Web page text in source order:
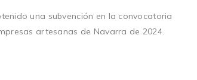
una subvención en la convocatoria
artesanas de Navarra de 2024.